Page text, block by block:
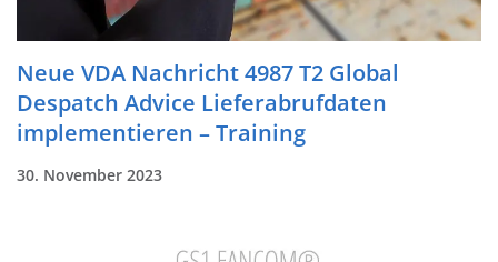
Neue VDA Nachricht 4987 T2 Global
Despatch Advice Lieferabrufdaten
implementieren – Training
30. November 2023